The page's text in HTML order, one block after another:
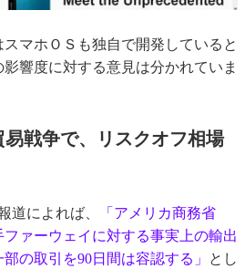
マホＯＳも独自で開発していると
響度に対する意見は分かれていま
戦争で、リスクオフ相場
道によれば、
「アメリカ商務省
ァーウェイに対する事実上の輸出
の取引を90日間は容認する」
とし